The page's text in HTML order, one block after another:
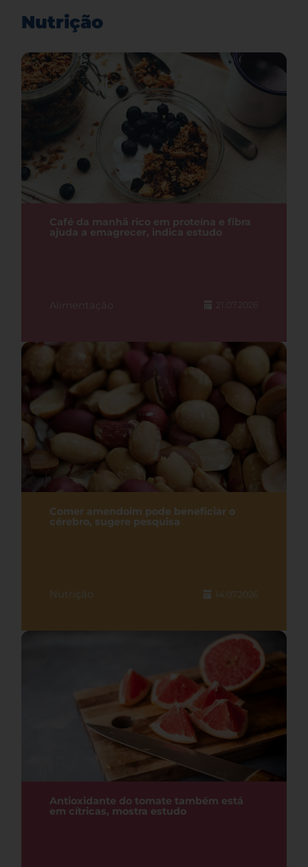
Nutrição
Café da manhã rico em proteína e fibra
ajuda a emagrecer, indica estudo
Alimentação 21.07.2026
Comer amendoim pode beneficiar o
cérebro, sugere pesquisa
Nutrição 14.07.2026
Antioxidante do tomate também está
em cítricas, mostra estudo